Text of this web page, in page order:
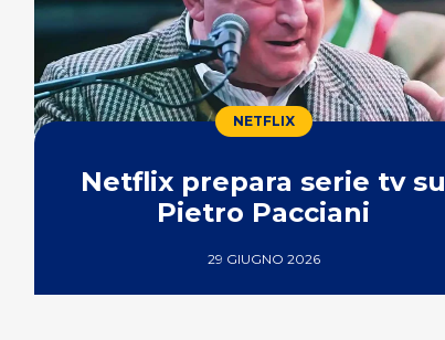
NETFLIX
Netflix prepara serie tv su
Pietro Pacciani
29 GIUGNO 2026